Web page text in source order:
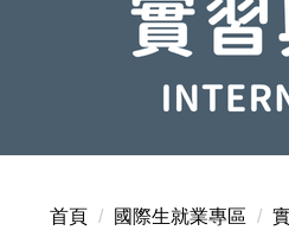
首頁 國際生就業專區